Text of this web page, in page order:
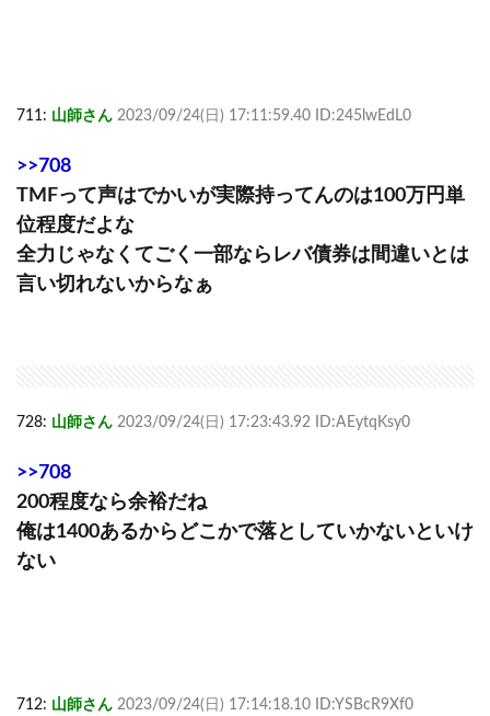
711: 山師さん 2023/09/24(日) 17:11:59.40 ID:245lwEdL0
>>708
TMFって声はでかいが実際持ってんのは100万円単
位程度だよな
全力じゃなくてごく一部ならレバ債券は間違いとは
言い切れないからなぁ
728: 山師さん 2023/09/24(日) 17:23:43.92 ID:AEytqKsy0
>>708
200程度なら余裕だね
俺は1400あるからどこかで落としていかないといけ
ない
712: 山師さん 2023/09/24(日) 17:14:18.10 ID:YSBcR9Xf0